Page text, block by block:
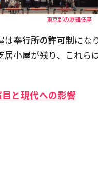
東京都の歌舞伎座
は奉行所の許可制にな
居小屋が残り、これら
と現代への影響